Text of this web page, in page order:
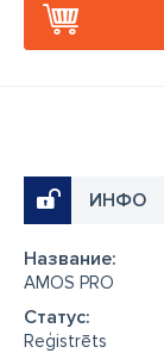
ИНФО
Название:
AMOS PRO
Cтатус:
Reģistrēts